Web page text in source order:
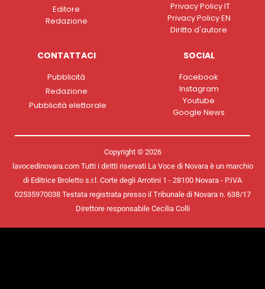
Editore
Redazione
Privacy Policy IT
Privacy Policy EN
Diritto d'autore
CONTATTACI
Pubblicità
Redazione
Pubblicità elettorale
SOCIAL
Facebook
Instagram
Youtube
Google News
Copyright © 2026
lavocedinovara.com Tutti i diritti riservati La Voce di Novara è un marchio
di Editrice Broletto s.r.l. Corte degli Arrotini 1 - 28100 Novara - P.IVA
02535970038 Testata registrata presso il Tribunale di Novara n. 638/17
Direttore responsabile Cecilia Colli